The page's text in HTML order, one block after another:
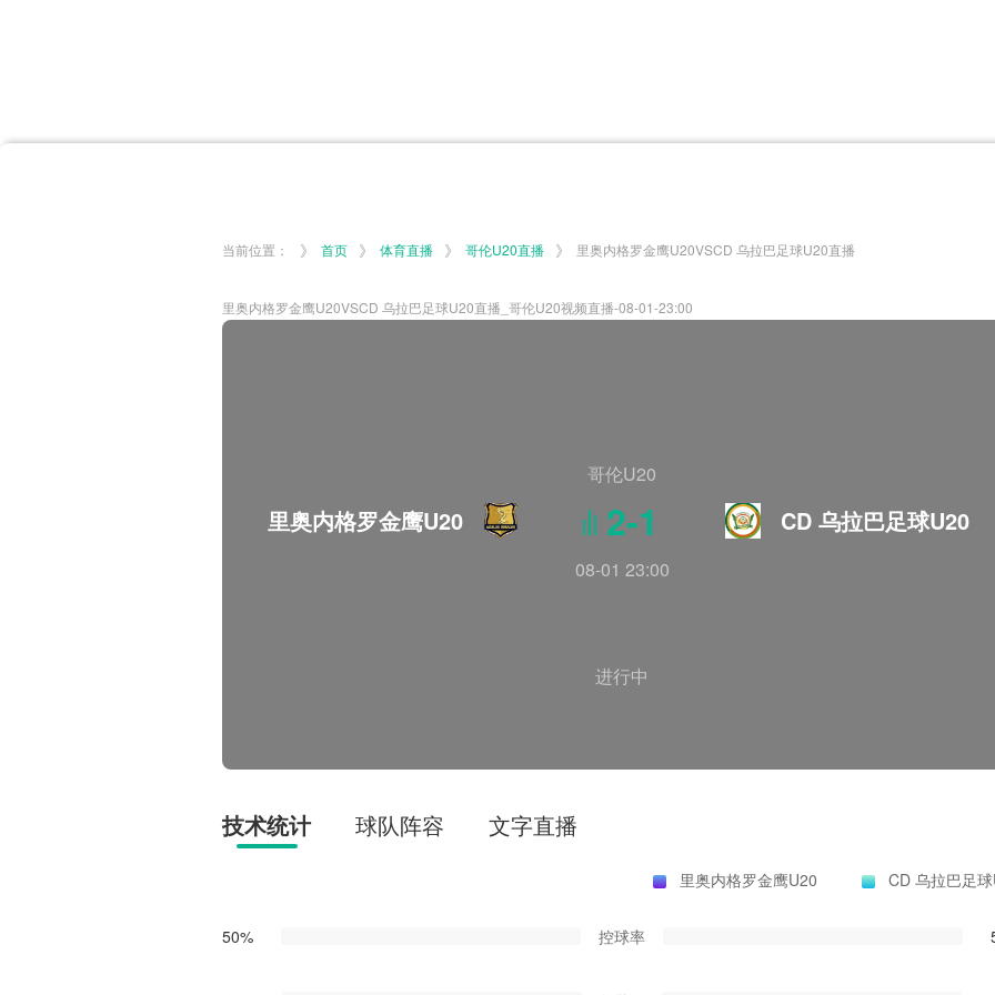
英超
德甲 西甲 法甲 美洲杯 韩K联 NBA
当前位置： 》 首页 》 体育直播 》 哥伦U20直播 》 里奥内格罗金鹰U20VSCD 乌拉巴足球U20直播
里奥内格罗金鹰U20VSCD 乌拉巴足球U20直播_哥伦U20视频直播-08-01-23:00
哥伦U20
里奥内格罗金鹰U20 2-1 CD 乌拉巴足球U20
08-01 23:00
进行中
技术统计 球队阵容 文字直播
里奥内格罗金鹰U20 CD 乌拉巴足
50% 控球率